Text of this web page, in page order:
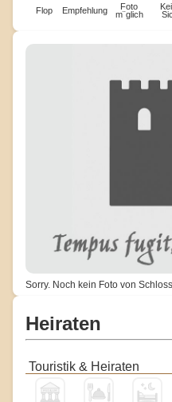
Flop Empfehlung
Foto
m¨glich
Sorry. Noch kein Foto von
Heiraten
Touristik & Heiraten